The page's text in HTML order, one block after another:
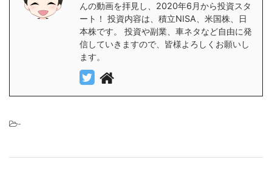
んの動画を拝見し、2020年6月から投資スタ
ート！ 投資内容は、積立NISA、米国株、日
本株です。 投資や副業、車ネタなど自由に発
信していきますので、皆様よろしくお願いし
ます。
-